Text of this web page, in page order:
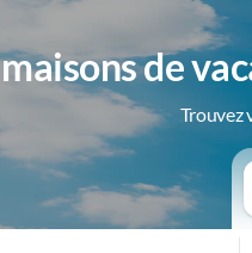
maisons de
Trouvez